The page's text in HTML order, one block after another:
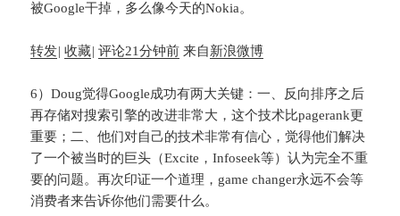
被Google干掉，多么像今天的Nokia。
转发| 收藏| 评论21分钟前 来自新浪微博
6）Doug觉得Google成功有两大关键：一、反向排序之后
再存储对搜索引擎的改进非常大，这个技术比pagerank更
重要；二、他们对自己的技术非常有信心，觉得他们解决
了一个被当时的巨头（Excite，Infoseek等）认为完全不重
要的问题。再次印证一个道理，game changer永远不会等
消费者来告诉你他们需要什么。